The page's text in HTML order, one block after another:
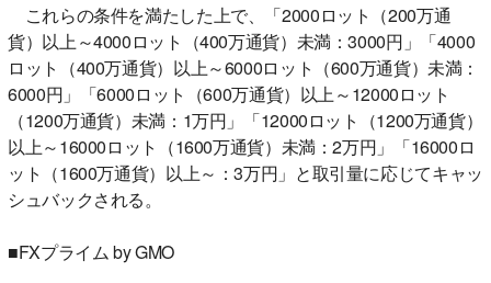
これらの条件を満たした上で、「2000ロット（200万通
貨）以上～4000ロット（400万通貨）未満：3000円」「4000
ロット（400万通貨）以上～6000ロット（600万通貨）未満：
6000円」「6000ロット（600万通貨）以上～12000ロット
（1200万通貨）未満：1万円」「12000ロット（1200万通貨）
以上～16000ロット（1600万通貨）未満：2万円」「16000ロ
ット（1600万通貨）以上～：3万円」と取引量に応じてキャッ
シュバックされる。
■FXプライム by GMO